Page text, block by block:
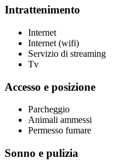
Intrattenimento
Internet
Internet (wifi)
Servizio di streaming
Tv
Accesso e posizione
Parcheggio
Animali ammessi
Permesso fumare
Sonno e pulizia